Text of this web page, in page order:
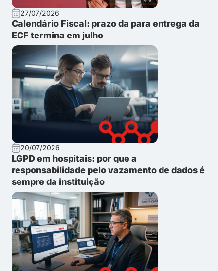
27/07/2026
Calendário Fiscal: prazo da para entrega da
ECF termina em julho
20/07/2026
LGPD em hospitais: por que a
responsabilidade pelo vazamento de dados é
sempre da instituição